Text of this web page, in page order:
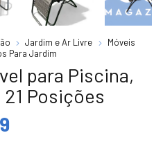
Jardim e Ar Livre
Móveis
Para Jardim
para Piscina,
Posições